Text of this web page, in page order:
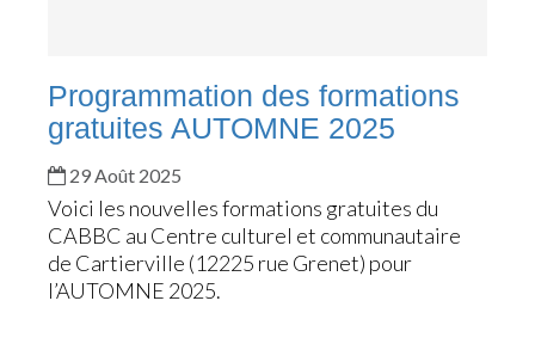
Programmation des formations
gratuites AUTOMNE 2025
29 Août 2025
Voici les nouvelles formations gratuites du
CABBC au Centre culturel et communautaire
de Cartierville (12225 rue Grenet) pour
l’AUTOMNE 2025.